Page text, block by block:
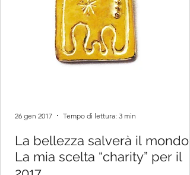
La bellezza salverà il mondo?
La mia scelta “charity” per il
26 gen 2017 Tempo di lettura: 3 min